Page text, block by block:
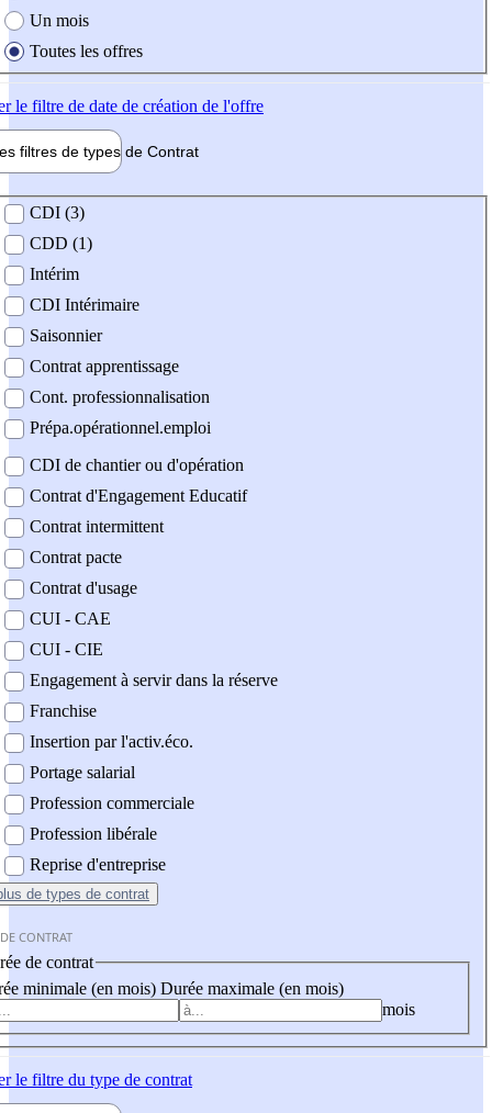
Un mois
Toutes les offres
le filtre de date de création de l'offre
filtres de types de Contrat
contrat
CDI (3)
CDD (1)
Intérim
CDI Intérimaire
Saisonnier
Contrat apprentissage
Cont. professionnalisation
Prépa.opérationnel.emploi
CDI de chantier ou d'opération
Contrat d'Engagement Educatif
Contrat intermittent
Contrat pacte
Contrat d'usage
CUI - CAE
CUI - CIE
Engagement à servir dans la réserve
Franchise
Insertion par l'activ.éco.
Portage salarial
Profession commerciale
Profession libérale
Reprise d'entreprise
de types de contrat
CONTRAT
de contrat
minimale (en mois) Durée maximale (en mois)
mois
le filtre du type de contrat